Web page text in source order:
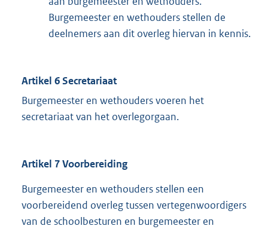
Burgemeester en wethouders stellen de
deelnemers aan dit overleg hiervan in kennis.
Artikel 6 Secretariaat
Burgemeester en wethouders voeren het
secretariaat van het overlegorgaan.
Artikel 7 Voorbereiding
Burgemeester en wethouders stellen een
voorbereidend overleg tussen vertegenwoordigers
van de schoolbesturen en burgemeester en